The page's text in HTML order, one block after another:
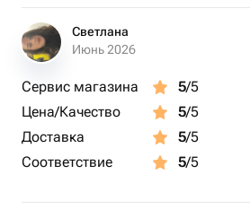
Светлана
Июнь 2026
Сервис магазина 5/5
Цена/Качество
5/5
Доставка
5/5
Соответствие
5/5